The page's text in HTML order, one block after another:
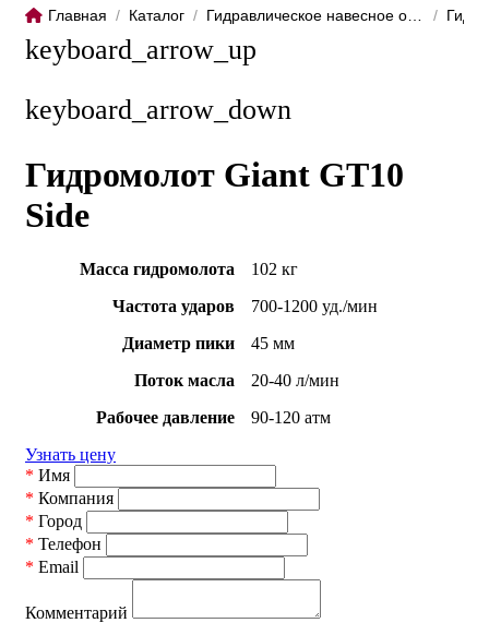
Главная / Каталог / /
keyboard_arrow_up
keyboard_arrow_down
Гидромолот Giant GT10
Side
Масса гидромолота
102 кг
Частота ударов
700-1200 уд./мин
Диаметр пики
45 мм
Поток масла
20-40 л/мин
Рабочее давление
90-120 атм
Узнать цену
* Имя
* Компания
* Город
* Телефон
* Email
Комментарий